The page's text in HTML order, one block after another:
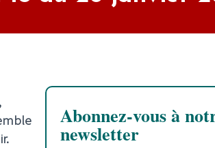
Abonnez-vous à
newsletter